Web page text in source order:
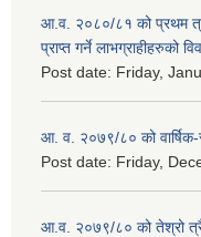
आ.व. २०८०/८१ को प्रथम
प्राप्त गर्ने लाभग्राहीहरुको
Post date: Friday,
आ. व. २०७९/८० को वार्षिक-
Post date: Friday,
आ.व. २०७९/८० को तेश्रो